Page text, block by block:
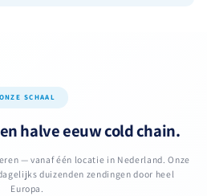
ONZE SCHAAL
halve eeuw cold chain.
— vanaf één locatie in Nederland. Onze
duizenden zendingen door heel
Europa.